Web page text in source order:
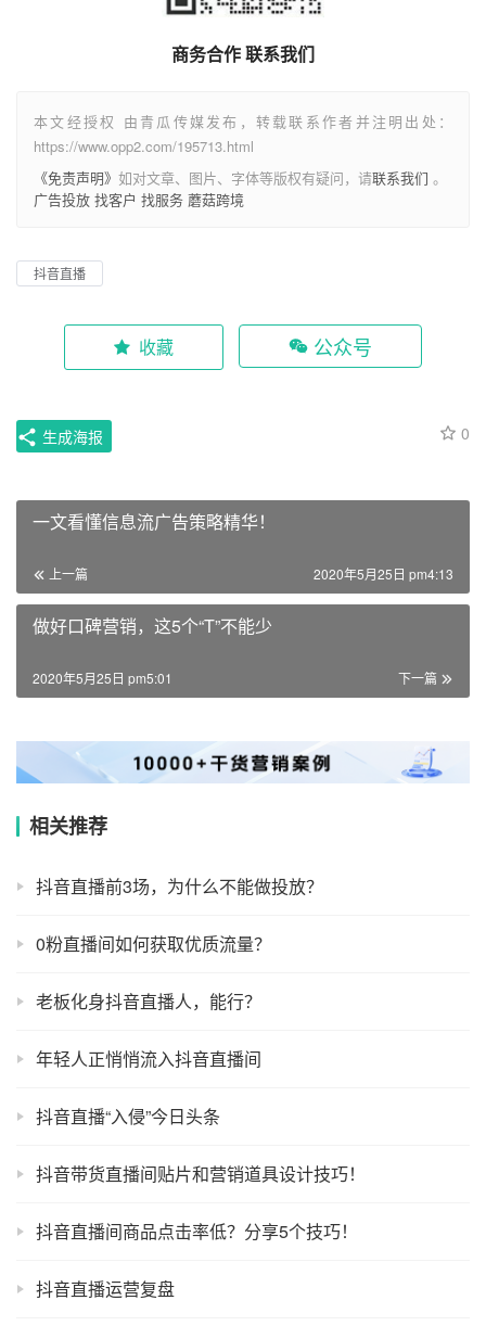
商务合作 联系我们
本文经授权 由青瓜传媒发布，转载联系作者并注明出处：
https://www.opp2.com/195713.html
《免责声明》 如对文章、图片、字体等版权有疑问，请联系我们 。
广告投放 找客户 找服务 蘑菇跨境
抖音直播
收藏 公众号
0
生成海报
一文看懂信息流广告策略精华！
上一篇 2020年5月25日 pm4:13
做好口碑营销，这5个“T”不能少
下一篇
2020年5月25日 pm5:01
相关推荐
抖音直播前3场，为什么不能做投放？
0粉直播间如何获取优质流量？
老板化身抖音直播人，能行？
年轻人正悄悄流入抖音直播间
抖音直播“入侵”今日头条
抖音带货直播间贴片和营销道具设计技巧！
抖音直播间商品点击率低？分享5个技巧！
抖音直播运营复盘